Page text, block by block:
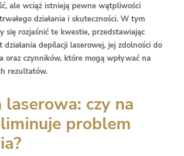
ale wciąż istnieją pewne wątpliwości
działania i skuteczności. W tym
się rozjaśnić te kwestie, przedstawiając
depilacji laserowej, jej zdolności do
oraz czynników, które mogą wpływać na
rezultatów.
laserowa: czy na
problem